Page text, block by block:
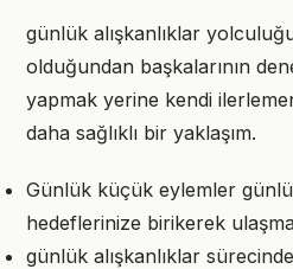
günlük alışkanlıklar
olduğundan başkalarının
yapmak yerine kendi
daha sağlıklı bir yaklaşım.
Günlük küçük eylemler
hedeflerinize birikerek
günlük alışkanlıklar